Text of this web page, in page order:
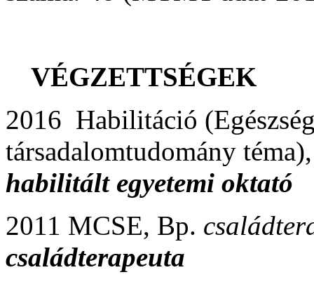
VÉGZETTSÉGEK
2016 Habilitáció
társadalomtudomány
habilitált egyetemi oktató
2011 MCSE, Bp.
családterapeuta